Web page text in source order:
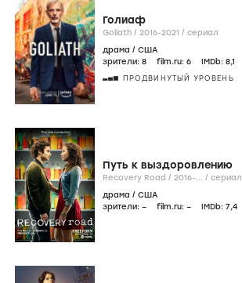
Голиаф
Goliath / 2016-2021 / сериал
драма / США
зрители: 8 film.ru: 6 IMDb: 8,1
ПРОДВИНУТЫЙ УРОВЕНЬ
Путь к выздоровлению
Recovery Road / 2016-... / сериал
драма / США
зрители: – film.ru: – IMDb: 7,4